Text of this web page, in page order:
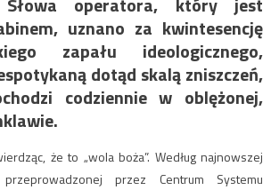
uznano za kwintesencję
zapału ideologicznego,
dotąd skalą zniszczeń,
codziennie w oblężonej,
że to „wola boża”. Według najnowszej
przez Centrum Systemu